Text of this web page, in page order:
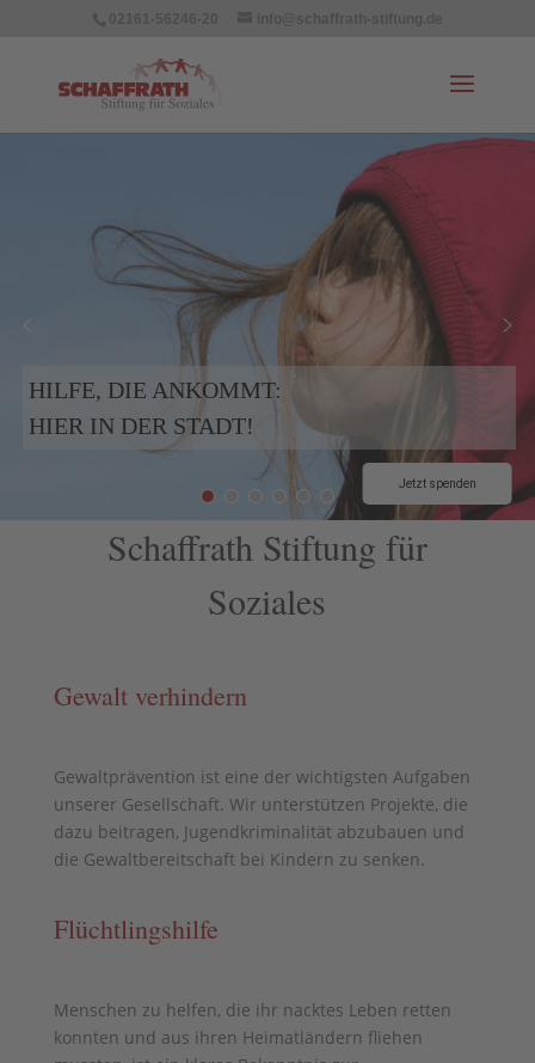
HILFE, DIE ANKOMMT:
HIER IN DER STADT!
Jetzt spenden
Schaffrath Stiftung für
Soziales
Gewalt verhindern
Gewaltprävention ist eine der wichtigsten Aufgaben
unserer Gesellschaft. Wir unterstützen Projekte, die
dazu beitragen, Jugendkriminalität abzubauen und
die Gewaltbereitschaft bei Kindern zu senken.
Flüchtlingshilfe
Menschen zu helfen, die ihr nacktes Leben retten
konnten und aus ihren Heimatländern fliehen